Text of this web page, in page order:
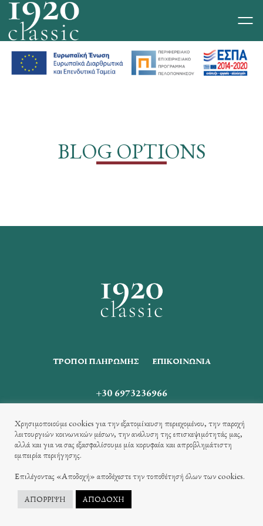
content
BLOG OPTIONS
ΤΡΌΠΟΙ ΠΛΗΡΩΜΉΣ ΕΠΙΚΟΙΝΩΝΊΑ
+30 6973236966
skalogerakos@gmail.com
Copyright © 2023 - 2026 1920 Classic |
Χρησιμοποιούμε cookies για την εξατομίκευση περιεχομένου, την παροχή
λειτουργιών κοινωνικών μέσων, την ανάλυση της επισκεψιμότητάς μας,
αλλά και για να σας εξασφαλίσουμε μία κορυφαία και απροβλημάτιστη
εμπειρία περιήγησης.
Επιλέγοντας «Αποδοχή» αποδέχεστε την τοποθέτησή όλων των cookies.
ΑΠΟΡΡΙΨΗ ΑΠΟΔΟΧΗ